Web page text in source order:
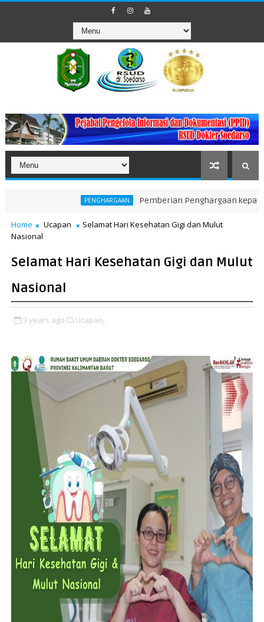
PENGHARGAAN Pemberian Penghargaan kepada Unit
Home Ucapan
Selamat Hari Kesehatan Gigi dan Mulut
Nasional
Selamat Hari Kesehatan Gigi dan Mulut
Nasional
3 years ago Ucapan,